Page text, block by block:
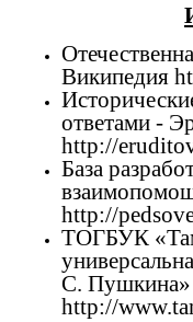
Википедия
ответами -
http://
База
http://
ТОГБУК
С. Пушкина»
http://